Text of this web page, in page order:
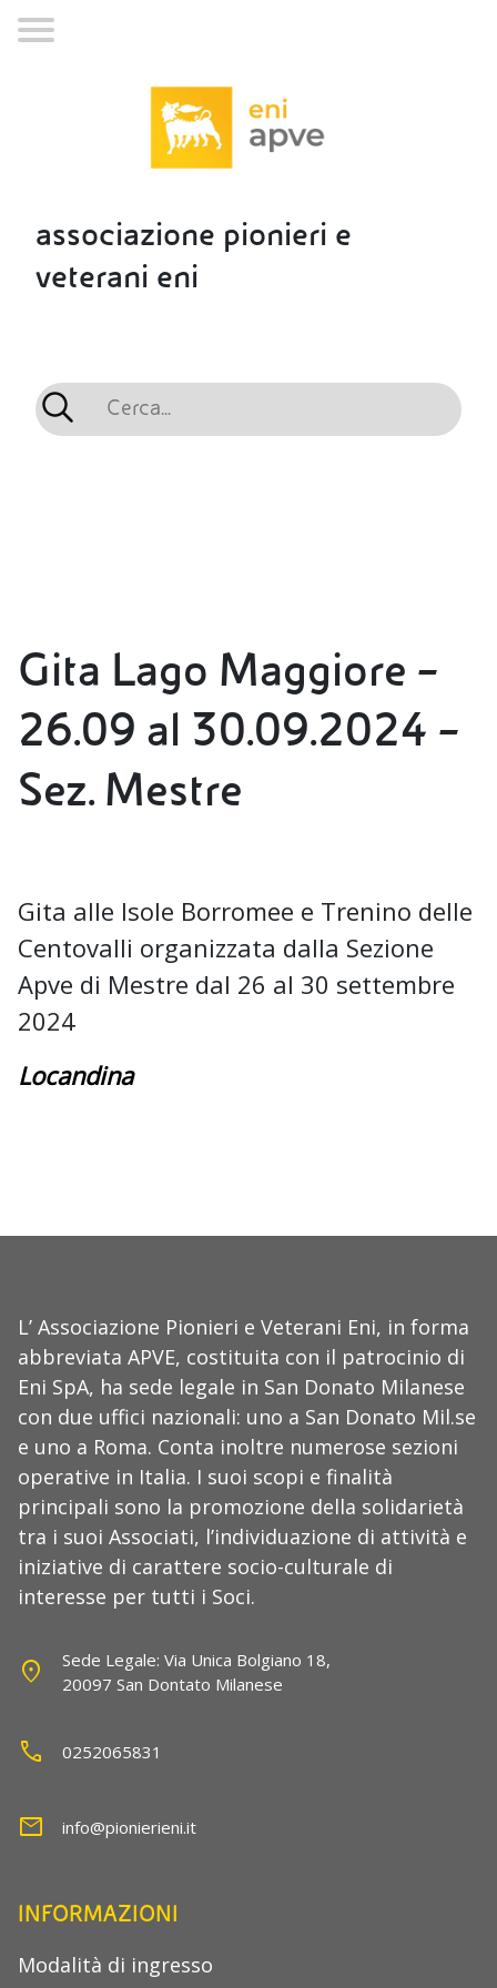
associazione pionieri e
veterani eni
Gita Lago Maggiore –
26.09 al 30.09.2024 –
Sez. Mestre
Gita alle Isole Borromee e Trenino delle
Centovalli organizzata dalla Sezione
Apve di Mestre dal 26 al 30 settembre
2024
Locandina
L’ Associazione Pionieri e Veterani Eni, in forma
abbreviata APVE, costituita con il patrocinio di
Eni SpA, ha sede legale in San Donato Milanese
con due uffici nazionali: uno a San Donato Mil.se
e uno a Roma. Conta inoltre numerose sezioni
operative in Italia. I suoi scopi e finalità
principali sono la promozione della solidarietà
tra i suoi Associati, l’individuazione di attività e
iniziative di carattere socio-culturale di
interesse per tutti i Soci.
location_on
Sede Legale: Via Unica Bolgiano 18,
20097 San Dontato Milanese
call 0252065831
mail info@pionierieni.it
INFORMAZIONI
Modalità di ingresso